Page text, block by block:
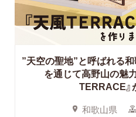
”天空の聖地”と呼ばれる和
を通じて高野山の魅
TERRACE』
和歌山県